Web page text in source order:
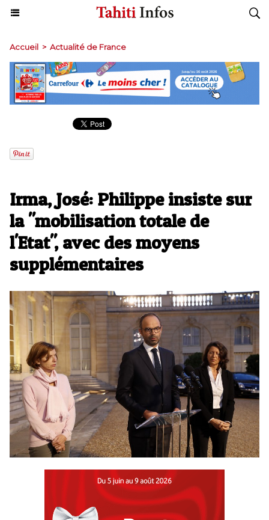
Accueil > Actualité de France
Irma, José: Philippe insiste sur
la "mobilisation totale de
l'Etat", avec des moyens
supplémentaires